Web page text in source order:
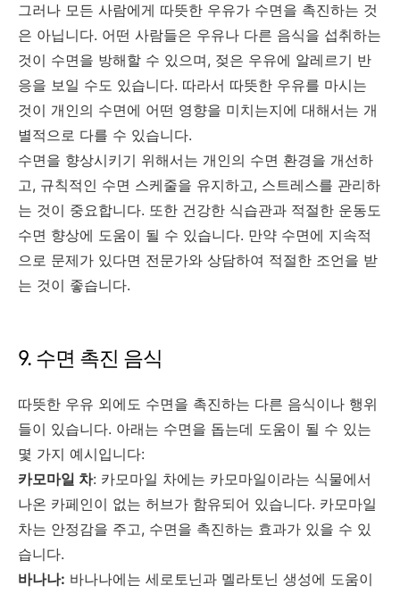
그러나 모든 사람에게 따뜻한 우유가 수면을 촉진하는 것
은 아닙니다. 어떤 사람들은 우유나 다른 음식을 섭취하는
것이 수면을 방해할 수 있으며, 젖은 우유에 알레르기 반
응을 보일 수도 있습니다. 따라서 따뜻한 우유를 마시는
것이 개인의 수면에 어떤 영향을 미치는지에 대해서는 개
별적으로 다를 수 있습니다.
수면을 향상시키기 위해서는 개인의 수면 환경을 개선하
고, 규칙적인 수면 스케줄을 유지하고, 스트레스를 관리하
는 것이 중요합니다. 또한 건강한 식습관과 적절한 운동도
수면 향상에 도움이 될 수 있습니다. 만약 수면에 지속적
으로 문제가 있다면 전문가와 상담하여 적절한 조언을 받
는 것이 좋습니다.
9. 수면 촉진 음식
따뜻한 우유 외에도 수면을 촉진하는 다른 음식이나 행위
들이 있습니다. 아래는 수면을 돕는데 도움이 될 수 있는
몇 가지 예시입니다:
카모마일 차: 카모마일 차에는 카모마일이라는 식물에서
나온 카페인이 없는 허브가 함유되어 있습니다. 카모마일
차는 안정감을 주고, 수면을 촉진하는 효과가 있을 수 있
습니다.
바나나: 바나나에는 세로토닌과 멜라토닌 생성에 도움이